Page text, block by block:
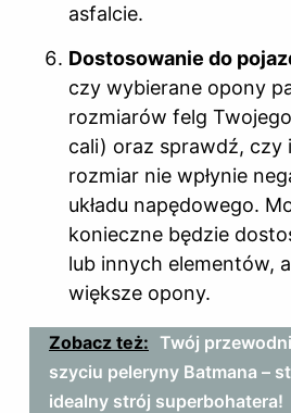
asfalcie.
Dostosowanie do
czy wybierane opony
rozmiarów felg
cali) oraz sprawdź, czy
rozmiar nie wpłynie
układu napędowego.
konieczne będzie
lub innych elementów,
większe opony.
Zobacz też: Twój
szyciu peleryny Batmana –
idealny strój superbohatera!